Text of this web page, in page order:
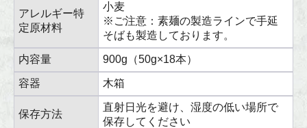
アレルギー特
定原材料
小麦
※ご注意：素麺の製造ラインで手延
そばも製造しております。
内容量 900g（50g×18本）
容器 木箱
保存方法
直射日光を避け、湿度の低い場所で
保存してください